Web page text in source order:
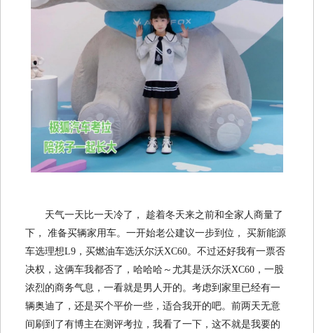
天气一天比一天冷了， 趁着冬天来之前和全家人商量了
下， 准备买辆家用车。一开始老公建议一步到位， 买新能源
车选理想L9，买燃油车选沃尔沃XC60。不过还好我有一票否
决权，这俩车我都否了，哈哈哈～尤其是沃尔沃XC60，一股
浓烈的商务气息，一看就是男人开的。考虑到家里已经有一
辆奥迪了，还是买个平价一些，适合我开的吧。前两天无意
间刷到了有博主在测评考拉，我看了一下，这不就是我要的